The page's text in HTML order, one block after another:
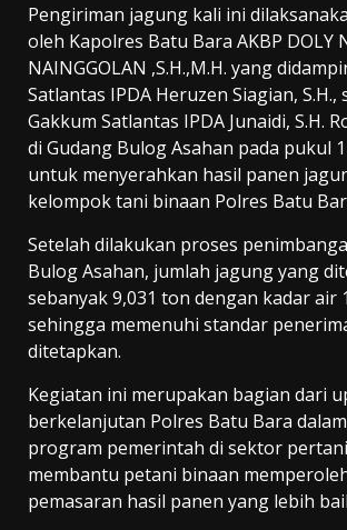
Pengiriman jagung kali ini
oleh Kapolres Batu Bara AKBP DOLY
NAINGGOLAN ,S.H.,M.H. yang
Satlantas IPDA Heruzen Siagian, S.H.,
Gakkum Satlantas IPDA Junaidi, S.H.
di Gudang Bulog Asahan pada pukul
untuk menyerahkan hasil panen
kelompok tani binaan Polres Batu
Setelah dilakukan proses
Bulog Asahan, jumlah jagung yang
sebanyak 9,031 ton dengan kadar air
sehingga memenuhi standar
ditetapkan.
Kegiatan ini merupakan bagian dari
berkelanjutan Polres Batu Bara
program pemerintah di sektor
membantu petani binaan
pemasaran hasil panen yang lebih